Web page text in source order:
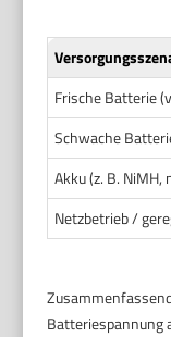
Frische Batterie
Schwache
Akku (z. B.
Netzbetrieb /
Batteriespannung